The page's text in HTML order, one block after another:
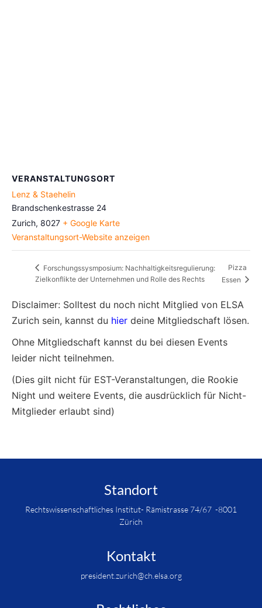
VERANSTALTUNGSORT
Lenz & Staehelin
Brandschenkestrasse 24
Zurich, 8027 + Google Karte
Veranstaltungsort-Website anzeigen
Forschungssysmposium: Nachhaltigkeitsregulierung:
Zielkonflikte der Unternehmen und Rolle des Rechts
Pizza
Essen
Disclaimer: Solltest du noch nicht Mitglied von ELSA
Zurich sein, kannst du hier deine Mitgliedschaft lösen.
Ohne Mitgliedschaft kannst du bei diesen Events
leider nicht teilnehmen.
(Dies gilt nicht für EST-Veranstaltungen, die Rookie
Night und weitere Events, die ausdrücklich für Nicht-
Mitglieder erlaubt sind)
Standort
Rechtswissenschaftliches Institut- Rämistrasse 74/67 -8001
Zürich
Kontakt
president.zurich@ch.elsa.org